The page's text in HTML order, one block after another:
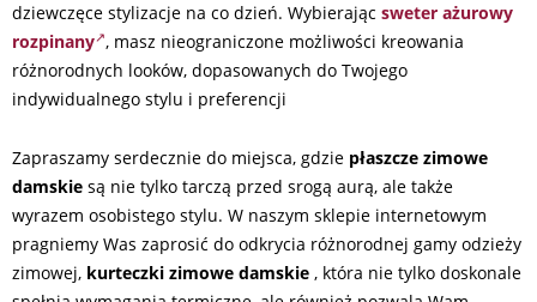
dziewczęce stylizacje na co dzień. Wybierając sweter ażurowy
rozpinany , masz nieograniczone możliwości kreowania
różnorodnych looków, dopasowanych do Twojego
indywidualnego stylu i preferencji
Zapraszamy serdecznie do miejsca, gdzie płaszcze zimowe
damskie są nie tylko tarczą przed srogą aurą, ale także
wyrazem osobistego stylu. W naszym sklepie internetowym
pragniemy Was zaprosić do odkrycia różnorodnej gamy odzieży
zimowej, kurteczki zimowe damskie , która nie tylko doskonale